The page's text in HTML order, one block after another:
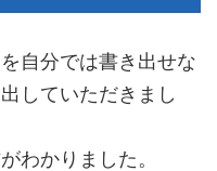
自分では書き出せな
していただきまし
わかりました。